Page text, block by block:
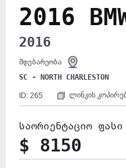
2016
2016
მდებარეობა
SC - NORTH CHARLESTON
ID: 265 ლინკის
საორიენტაციო ფასი
$ 8150